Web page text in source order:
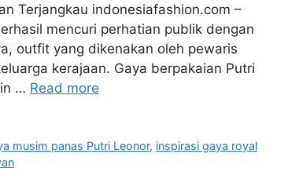
Terjangkau indonesiafashion.com –
mencuri perhatian publik dengan
outfit yang dikenakan oleh pewaris
kerajaan. Gaya berpakaian Putri
… Read more
musim panas Putri Leonor, inspirasi gaya royal